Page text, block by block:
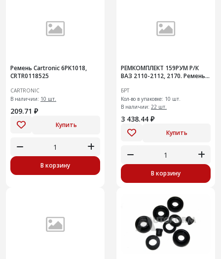
Ремень Cartronic 6PK1018,
CRTR0118525
CARTRONIC
В наличии: 10 шт.
209.71 ₽
Купить
В корзину
РЕМКОМПЛЕКТ 159РУМ Р/К
ВАЗ 2110-2112, 2170. Ремень
роликом 10 шт
БРТ
Кол-во в упаковке: 10 шт.
В наличии: 22 шт.
3 438.44 ₽
Купить
В корзину